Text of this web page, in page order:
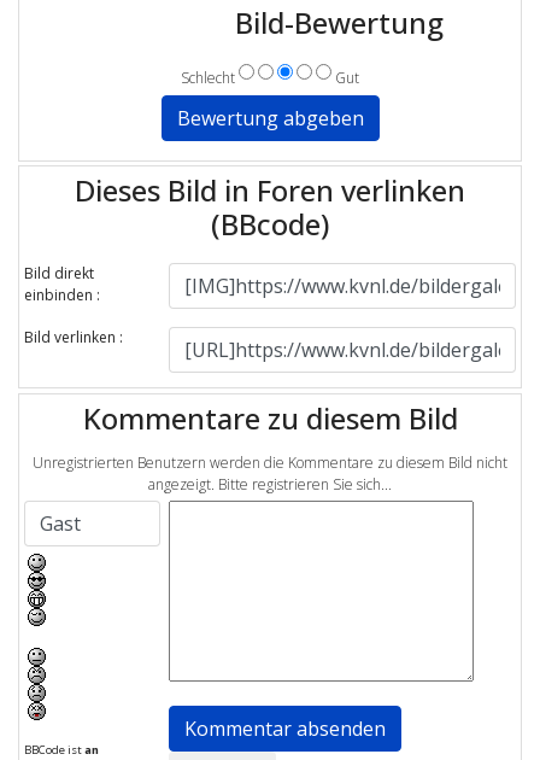
Bild-Bewertung
Schlecht Gut
Dieses Bild in Foren verlinken
(BBcode)
Bild direkt
einbinden :
Bild verlinken :
Kommentare zu diesem Bild
Unregistrierten Benutzern werden die Kommentare zu diesem Bild nicht
angezeigt. Bitte registrieren Sie sich...
BBCode istan